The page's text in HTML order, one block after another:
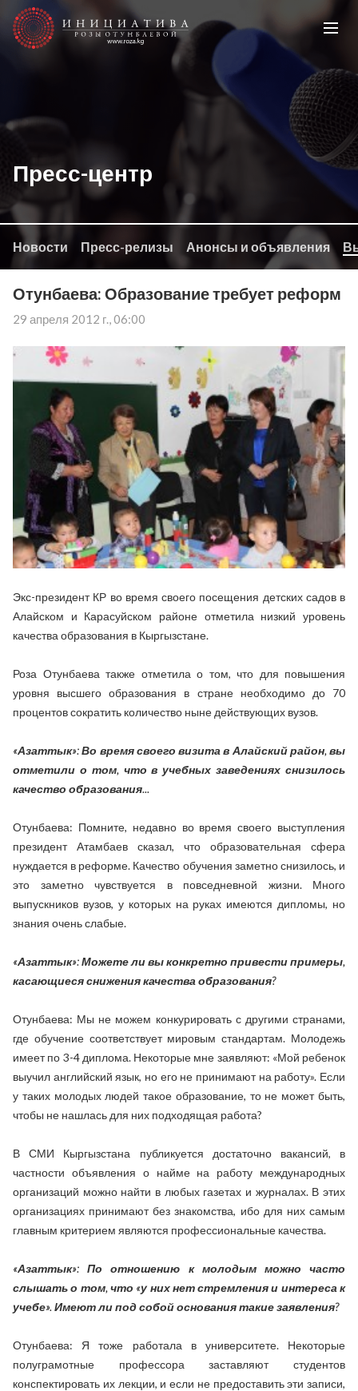
Пресс-центр
Новости Пресс-релизы Анонсы и объявления
Отунбаева: Образование требует реформ
29 апреля 2012 г., 06:00
Экс-президент КР во время своего посещения детских садов в
Алайском и Карасуйском районе отметила низкий уровень
качества образования в Кыргызстане.
Роза Отунбаева также отметила о том, что для повышения
уровня высшего образования в стране необходимо до 70
процентов сократить количество ныне действующих вузов.
«Азаттык»: Во время своего визита в Алайский район, вы
отметили о том, что в учебных заведениях снизилось
качество образования...
Отунбаева: Помните, недавно во время своего выступления
президент Атамбаев сказал, что образовательная сфера
нуждается в реформе. Качество обучения заметно снизилось, и
это заметно чувствуется в повседневной жизни. Много
выпускников вузов, у которых на руках имеются дипломы, но
знания очень слабые.
«Азаттык»: Можете ли вы конкретно привести примеры,
касающиеся снижения качества образования?
Отунбаева: Мы не можем конкурировать с другими странами,
где обучение соответствует мировым стандартам. Молодежь
имеет по 3-4 диплома. Некоторые мне заявляют: «Мой ребенок
выучил английский язык, но его не принимают на работу». Если
у таких молодых людей такое образование, то не может быть,
чтобы не нашлась для них подходящая работа?
В СМИ Кыргызстана публикуется достаточно вакансий, в
частности объявления о найме на работу международных
организаций можно найти в любых газетах и журналах. В этих
организациях принимают без знакомства, ибо для них самым
главным критерием являются профессиональные качества.
«Азаттык»: По отношению к молодым можно часто
слышать о том, что «у них нет стремления и интереса к
учебе». Имеют ли под собой основания такие заявления?
Отунбаева: Я тоже работала в университете. Некоторые
полуграмотные профессора заставляют студентов
конспектировать их лекции, и если не предоставить эти записи,